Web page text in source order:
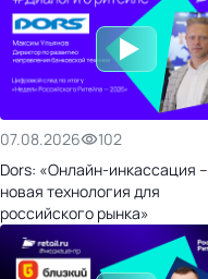
07.08.2026
102
Dors: «Онлайн-инкассация –
новая технология для
российского рынка»